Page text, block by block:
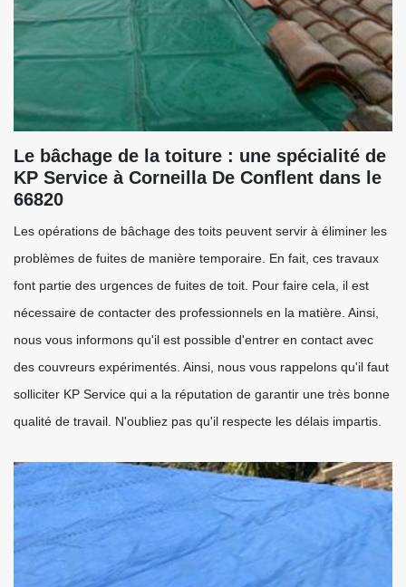
Le bâchage de la toiture : une spécialité de
KP Service à Corneilla De Conflent dans le
66820
Les opérations de bâchage des toits peuvent servir à éliminer les
problèmes de fuites de manière temporaire. En fait, ces travaux
font partie des urgences de fuites de toit. Pour faire cela, il est
nécessaire de contacter des professionnels en la matière. Ainsi,
nous vous informons qu'il est possible d'entrer en contact avec
des couvreurs expérimentés. Ainsi, nous vous rappelons qu'il faut
solliciter KP Service qui a la réputation de garantir une très bonne
qualité de travail. N'oubliez pas qu'il respecte les délais impartis.